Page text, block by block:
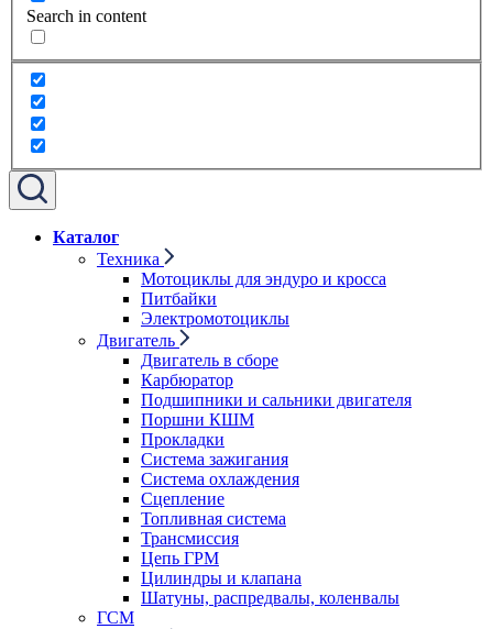
Search in content
Каталог
Техника
Мотоциклы для эндуро и кросса
Питбайки
Электромотоциклы
Двигатель
Двигатель в сборе
Карбюратор
Подшипники и сальники двигателя
Поршни КШМ
Прокладки
Система зажигания
Система охлаждения
Сцепление
Топливная система
Трансмиссия
Цепь ГРМ
Цилиндры и клапана
Шатуны, распредвалы, коленвалы
ГСМ